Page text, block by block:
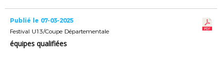
Publié le 07-03-2025
Festival U13/Coupe Départementale
équipes qualifiées